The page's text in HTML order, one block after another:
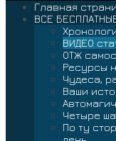
Главная
ВСЕ
ВИДЕО
ОТЖ
Ресурсы
Чудеса,
Ваши
Четыре
По ту